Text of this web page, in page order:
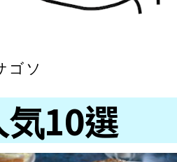
ゴソ
気10選